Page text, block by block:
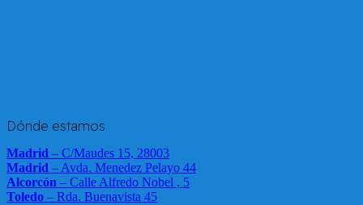
Dónde estamos
Madrid – C/Maudes 15, 28003
Madrid – Avda. Menedez Pelayo 44
Alcorcón – Calle Alfredo Nobel , 5
Toledo – Rda. Buenavista 45